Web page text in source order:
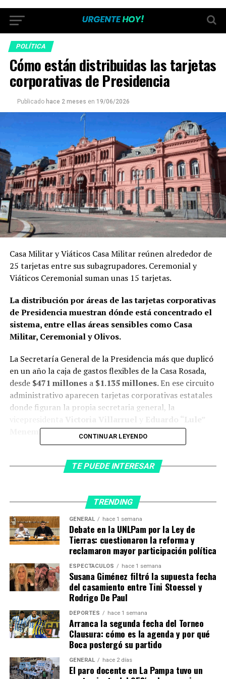
POLÍTICA
Cómo están distribuidas las tarjetas
corporativas de Presidencia
Publicado hace 2 meses en 19/06/2026
Casa Militar y Viáticos Casa Militar reúnen alrededor de
25 tarjetas entre sus subagrupadores. Ceremonial y
Viáticos Ceremonial suman unas 15 tarjetas.
La distribución por áreas de las tarjetas corporativas
de Presidencia muestran dónde está concentrado el
sistema, entre ellas áreas sensibles como Casa
Militar, Ceremonial y Olivos.
La Secretaría General de la Presidencia más que duplicó
en un año la caja de gastos flexibles de la Casa Rosada,
desde $471 millonesa $1.135 millones.En ese circuito
administrativo aparecen tarjetas corporativas estatales
donde figuran la propia secretaria general, la
Menem.
alrededor de 25 tarjetas entre sus subagrupadores.
Olivos también aparece con volumen propio: tarjetas
bajo Administración General, Control Operativo y
Servicios Auxiliares, en total unas 20 asociadas al
funcionamiento de la residencia presidencial.
La Unidad Médica Presidencial y Viáticos Unidad Médica
suman otras tarjetas. También figuran Museo Casa
Rosada, Chapadmalal, Marca País, Unidad de Auditoría
Planificación General y Realización Audiovisual.
El expediente no explica qué gastó cada área, con
qué finalidad, qué funcionario autorizó los
movimientos
ni en qué expedientes se rindieron.
CONTINUAR LEYENDO
TE PUEDE INTERESAR
TRENDING
GENERAL hace 1 semana
Debate en la UNLPam por la Ley de
Tierras: cuestionaron la reforma y
reclamaron mayor participación política
ESPECTÁCULOS hace 1 semana
Susana Giménez filtró la supuesta fecha
del casamiento entre Tini Stoessel y
Rodrigo De Paul
DEPORTES hace 1 semana
Arranca la segunda fecha del Torneo
Clausura: cómo es la agenda y por qué
Boca postergó su partido
GENERAL hace 2 días
El paro docente en La Pampa tuvo un